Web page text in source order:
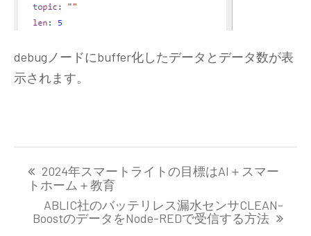
debugノードにbuffer化したデータとデータ数が表
示されます。
2024年スマートライトの目標はAI＋スマー
トホーム＋教育
ABLIC社のバッテリレス漏水センサCLEAN-
BoostのデータをNode-REDで受信する方法